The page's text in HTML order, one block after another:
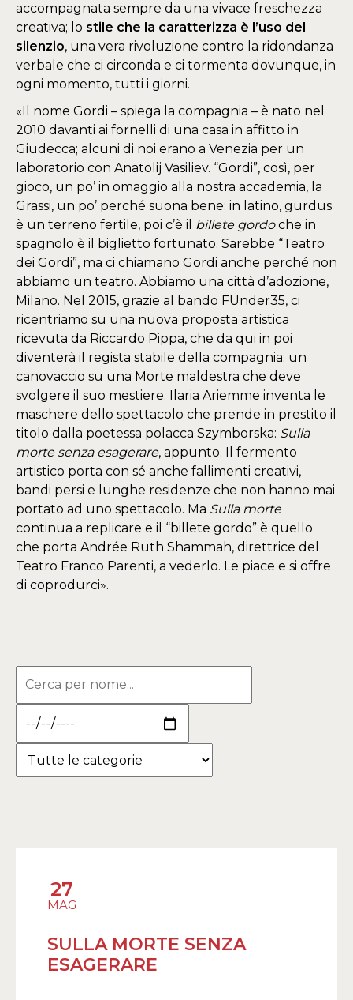
accompagnata sempre da una vivace freschezza
creativa; lo stile che la caratterizza è l’uso del
silenzio, una vera rivoluzione contro la ridondanza
verbale che ci circonda e ci tormenta dovunque, in
ogni momento, tutti i giorni.
«Il nome Gordi – spiega la compagnia – è nato nel
2010 davanti ai fornelli di una casa in affitto in
Giudecca; alcuni di noi erano a Venezia per un
laboratorio con Anatolij Vasiliev. “Gordi”, così, per
gioco, un po’ in omaggio alla nostra accademia, la
Grassi, un po’ perché suona bene; in latino, gurdus
è un terreno fertile, poi c’è il billete gordoche in
spagnolo è il biglietto fortunato. Sarebbe “Teatro
dei Gordi”, ma ci chiamano Gordi anche perché non
abbiamo un teatro. Abbiamo una città d’adozione,
Milano. Nel 2015, grazie al bando FUnder35, ci
ricentriamo su una nuova proposta artistica
ricevuta da Riccardo Pippa, che da qui in poi
diventerà il regista stabile della compagnia: un
canovaccio su una Morte maldestra che deve
svolgere il suo mestiere. Ilaria Ariemme inventa le
maschere dello spettacolo che prende in prestito il
titolo dalla poetessa polacca Szymborska: Sulla
morte senza esagerare, appunto. Il fermento
artistico porta con sé anche fallimenti creativi,
bandi persi e lunghe residenze che non hanno mai
portato ad uno spettacolo. Ma Sulla morte
continua a replicare e il “billete gordo” è quello
che porta Andrée Ruth Shammah, direttrice del
Teatro Franco Parenti, a vederlo. Le piace e si offre
di coprodurci».
27
MAG
SULLA MORTE SENZA
ESAGERARE